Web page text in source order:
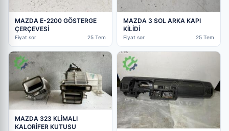
MAZDA E-2200 GÖSTERGE
ÇERÇEVESİ
Fiyat sor 25 Tem
MAZDA 3 SOL ARKA KAPI
KİLİDİ
Fiyat sor 25 Tem
MAZDA 323 KLİMALI
KALORİFER KUTUSU